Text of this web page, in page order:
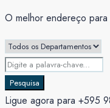
O melhor endereço
Pesquisa
Ligue agora para +595